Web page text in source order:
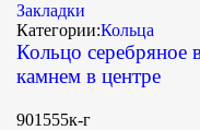
Закладки
Категории:Кольца
Кольцо серебряное
камнем в центре
901555к-г